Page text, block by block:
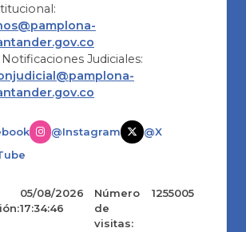
Judiciales:
@Instagram
@X
05/08/2026
17:34:46
Número
de
visitas:
1255005